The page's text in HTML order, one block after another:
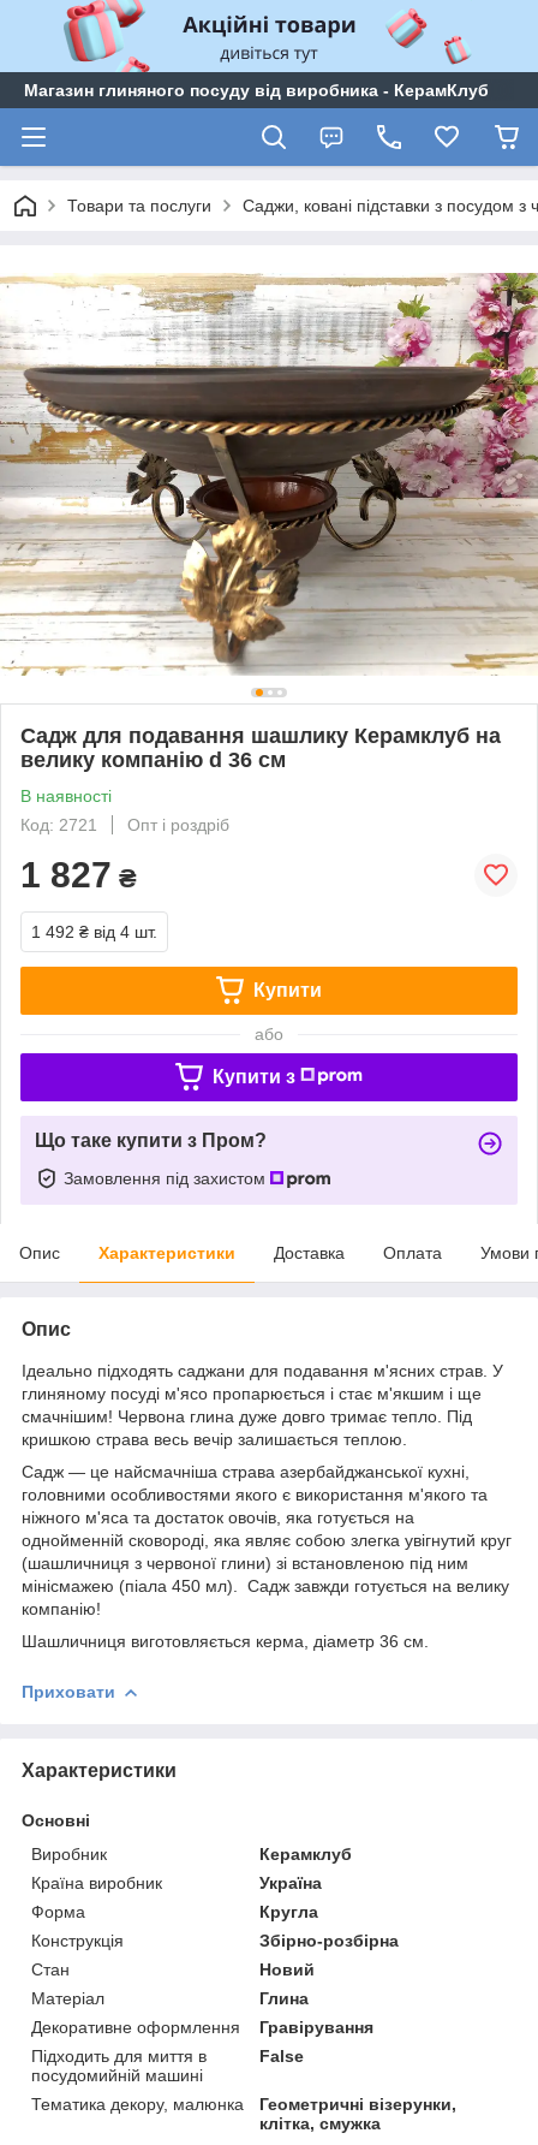
Магазин глиняного посуду від виробника - КерамКлуб
Товари та послуги Саджи, ковані підставки з посудом з
Садж для подавання шашлику Керамклуб на
велику компанію d 36 см
В наявності
Код: 2721
Опт і роздріб
1 827 ₴
1 492 ₴ від 4 шт.
Купити
або
Купити з
Що таке купити з Пром?
Замовлення під захистом
Опис Характеристики Доставка Оплата Умови
Опис
Ідеально підходять саджани для подавання м'ясних страв. У
глиняному посуді м'ясо пропарюється і стає м'якшим і ще
смачнішим! Червона глина дуже довго тримає тепло. Під
кришкою страва весь вечір залишається теплою.
Садж — це найсмачніша страва азербайджанської кухні,
головними особливостями якого є використання м'якого та
ніжного м'яса та достаток овочів, яка готується на
однойменній сковороді, яка являє собою злегка увігнутий круг
(шашличниця з червоної глини) зі встановленою під ним
мінісмажею (піала 450 мл). Садж завжди готується на велику
компанію!
Шашличниця виготовляється керма, діаметр 36 см.
Приховати
Характеристики
Основні
Виробник
Керамклуб
Країна виробник
Україна
Форма
Кругла
Конструкція
Збірно-розбірна
Стан
Новий
Матеріал
Глина
Декоративне оформлення
Гравірування
Підходить для миття в
посудомийній машині
False
Тематика декору, малюнка
Геометричні візерунки,
клітка, смужка